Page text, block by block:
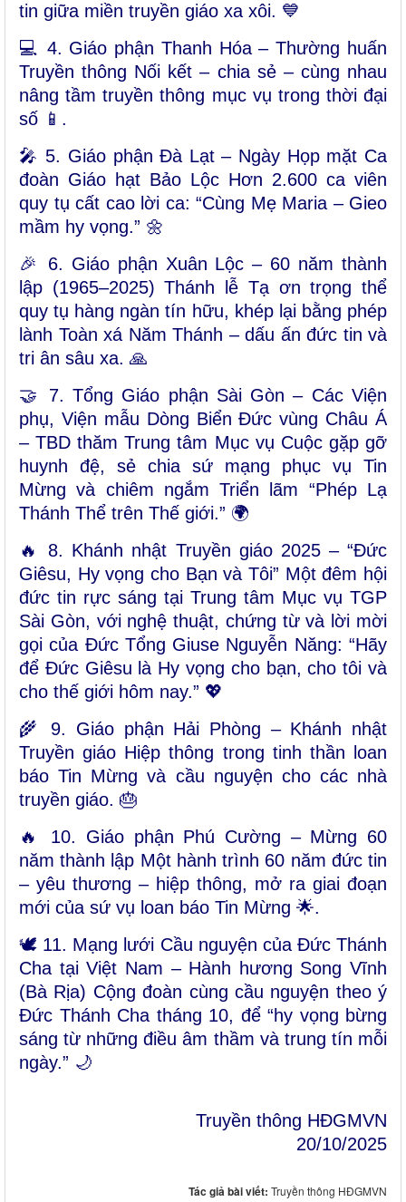
tin giữa miền truyền giáo xa xôi. 💙
💻 4. Giáo phận Thanh Hóa – Thường huấn
Truyền thông Nối kết – chia sẻ – cùng nhau
nâng tầm truyền thông mục vụ trong thời đại
số 📱.
🎤 5. Giáo phận Đà Lạt – Ngày Họp mặt Ca
đoàn Giáo hạt Bảo Lộc Hơn 2.600 ca viên
quy tụ cất cao lời ca: “Cùng Mẹ Maria – Gieo
mầm hy vọng.” 🌼
🎉 6. Giáo phận Xuân Lộc – 60 năm thành
lập (1965–2025) Thánh lễ Tạ ơn trọng thể
quy tụ hàng ngàn tín hữu, khép lại bằng phép
lành Toàn xá Năm Thánh – dấu ấn đức tin và
tri ân sâu xa. 🙏
🤝 7. Tổng Giáo phận Sài Gòn – Các Viện
phụ, Viện mẫu Dòng Biển Đức vùng Châu Á
– TBD thăm Trung tâm Mục vụ Cuộc gặp gỡ
huynh đệ, sẻ chia sứ mạng phục vụ Tin
Mừng và chiêm ngắm Triển lãm “Phép Lạ
Thánh Thể trên Thế giới.” 🌍
🔥 8. Khánh nhật Truyền giáo 2025 – “Đức
Giêsu, Hy vọng cho Bạn và Tôi” Một đêm hội
đức tin rực sáng tại Trung tâm Mục vụ TGP
Sài Gòn, với nghệ thuật, chứng từ và lời mời
gọi của Đức Tổng Giuse Nguyễn Năng: “Hãy
để Đức Giêsu là Hy vọng cho bạn, cho tôi và
cho thế giới hôm nay.” 💖
🌾 9. Giáo phận Hải Phòng – Khánh nhật
Truyền giáo Hiệp thông trong tinh thần loan
báo Tin Mừng và cầu nguyện cho các nhà
truyền giáo. 🎂
🔥 10. Giáo phận Phú Cường – Mừng 60
năm thành lập Một hành trình 60 năm đức tin
– yêu thương – hiệp thông, mở ra giai đoạn
mới của sứ vụ loan báo Tin Mừng 🌟.
🕊️ 11. Mạng lưới Cầu nguyện của Đức Thánh
Cha tại Việt Nam – Hành hương Song Vĩnh
(Bà Rịa) Cộng đoàn cùng cầu nguyện theo ý
Đức Thánh Cha tháng 10, để “hy vọng bừng
sáng từ những điều âm thầm và trung tín mỗi
ngày.” 🌙
Truyền thông HĐGMVN
20/10/2025
Tác giả bài viết: Truyền thông HĐGMVN